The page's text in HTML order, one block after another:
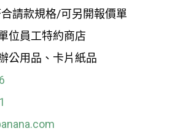
請款規格/可另開報價單
位員工特約商店
公用品、卡片紙品